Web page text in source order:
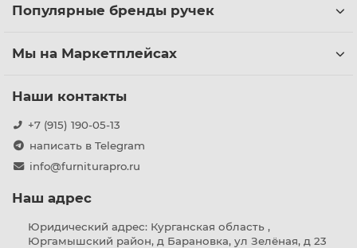
Популярные бренды ручек
Мы на Маркетплейсах
Наши контакты
+7 (915) 190-05-13
написать в Telegram
info@furniturapro.ru
Наш адрес
Юридический адрес: Курганская область ,
Юргамышский район, д Барановка, ул Зелёная, д 23